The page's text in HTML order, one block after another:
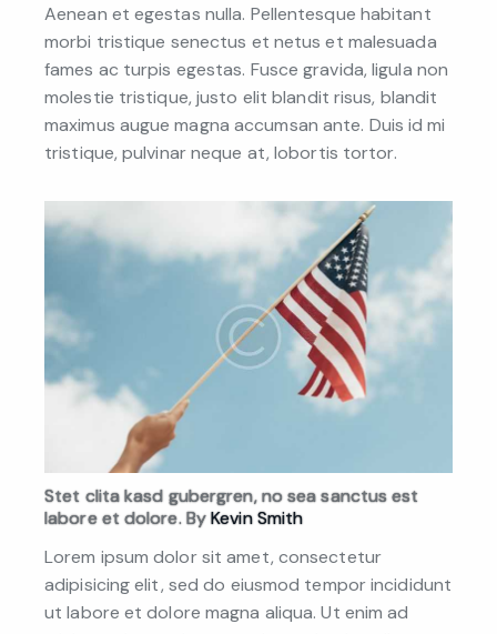
Aenean et egestas nulla. Pellentesque habitant
morbi tristique senectus et netus et malesuada
fames ac turpis egestas. Fusce gravida, ligula non
molestie tristique, justo elit blandit risus, blandit
maximus augue magna accumsan ante. Duis id mi
tristique, pulvinar neque at, lobortis tortor.
Stet clita kasd gubergren, no sea sanctus est
labore et dolore. ByKevin Smith
Lorem ipsum dolor sit amet, consectetur
adipisicing elit, sed do eiusmod tempor incididunt
ut labore et dolore magna aliqua. Ut enim ad